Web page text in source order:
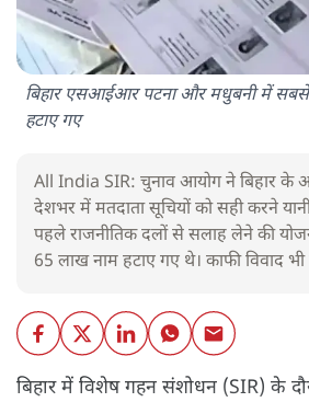
बिहार एसआईआर पटना और मधुबनी में सबसे
हटाए गए
All India SIR: चुनाव आयोग ने बिहार के
देशभर में मतदाता सूचियों को सही करने
पहले राजनीतिक दलों से सलाह लेने की
65 लाख नाम हटाए गए थे। काफी विवाद
बिहार में विशेष गहन संशोधन (SIR) के